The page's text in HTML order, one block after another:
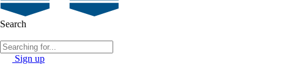
Search
Sign up